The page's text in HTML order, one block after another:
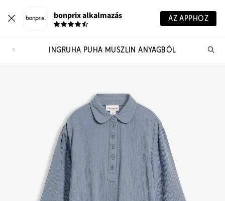
bonprix alkalmazás AZ APPHOZ
INGRUHA PUHA MUSZLIN ANYAGBÓL